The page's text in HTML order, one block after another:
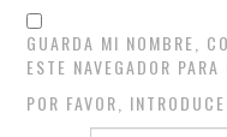
GUARDA MI NOMBRE,
ESTE NAVEGADOR
POR FAVOR,